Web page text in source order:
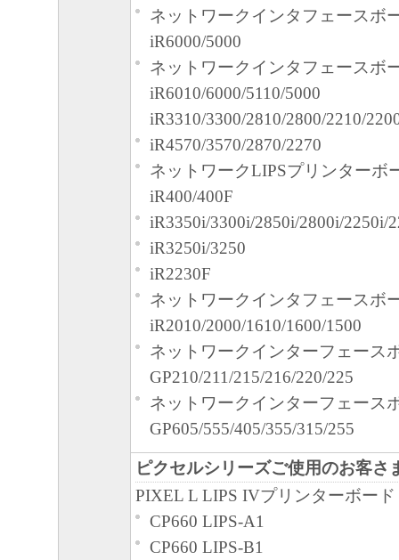
ネットワークインタフェースボ
iR6000/5000
ネットワークインタフェースボ
iR6010/6000/5110/5000
iR3310/3300/2810/2800/2210/
iR4570/3570/2870/2270
ネットワークLIPSプリンターボ
iR400/400F
iR3350i/3300i/2850i/2800i/2250i/
iR3250i/3250
iR2230F
ネットワークインタフェースボ
iR2010/2000/1610/1600/1500
ネットワークインターフェース
GP210/211/215/216/220/225
ネットワークインターフェース
GP605/555/405/355/315/255
ピクセルシリーズご使用のお客さ
PIXEL L LIPS IVプリンターボード
CP660 LIPS-A1
CP660 LIPS-B1